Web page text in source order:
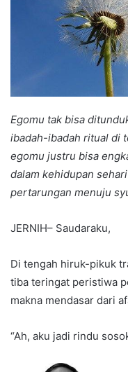
Egomu tak bisa
ibadah-ibadah ritual di
egomu justru bisa
dalam kehidupan
pertarungan menuju
JERNIH– Saudaraku,
Di tengah hiruk-pikuk
tiba teringat peristiwa
makna mendasar dari
“Ah, aku jadi rindu